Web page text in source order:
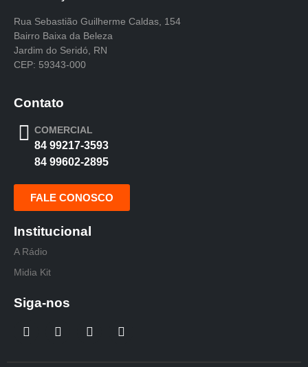
Rua Sebastião Guilherme Caldas, 154
Bairro Baixa da Beleza
Jardim do Seridó, RN
CEP: 59343-000
Contato
COMERCIAL
84 99217-3593
84 99602-2895
FALE CONOSCO
Institucional
A Rádio
Midia Kit
Siga-nos